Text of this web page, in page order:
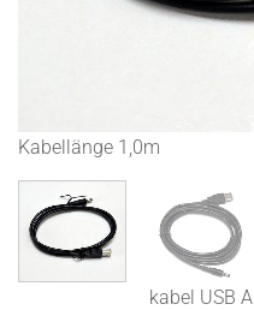
Kabellänge 1,0m
kabel USB A